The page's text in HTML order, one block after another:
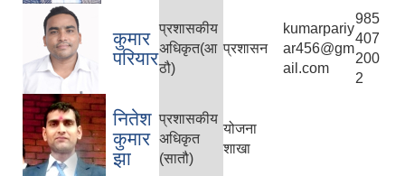
कुमार
परियार
प्रशासकीय
अधिकृत(आ
ठौ)
प्रशासन
kumarpariy
ar456@gm
ail.com
985
407
200
2
नितेश
कुमार
झा
प्रशासकीय
अधिकृत
(सातौ)
योजना
शाखा